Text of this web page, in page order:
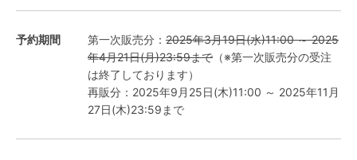
予約期間 第一次販売分： 2025年3月19日(水)11:00 ～ 2025
年4月21日(月)23:59まで （※第一次販売分の受注
は終了しております）
再販分：2025年9月25日(木)11:00 ～ 2025年11月
27日(木)23:59まで